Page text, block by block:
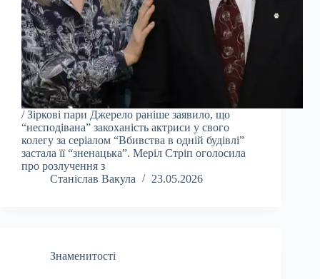
/ Зіркові пари Джерело раніше заявило, що
“несподівана” закоханість актриси у свого
колегу за серіалом “Вбивства в одній будівлі”
застала її “зненацька”. Меріл Стріп оголосила
про розлучення з
Станіслав Вакула
23.05.2026
Знаменитості